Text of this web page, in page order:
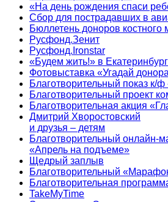
«На день рождения спаси
Сбор для пострадавших в
Бюллетень доноров костного
Русфонд.Зенит
Русфонд.Ironstar
«Будем жить!» в
Фотовыставка «Угадай
Благотворительный показ к/
Благотворительный проект
Благотворительная акция
Дмитрий Хворостовский
и друзья – детям
Благотворительный
«Апрель на подъеме»
Щедрый заплыв
Благотворительный
Благотворительная
TakeMyTime